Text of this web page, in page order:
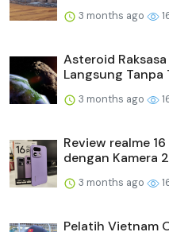
3 months ago
Asteroid
Langsung Tanpa
3 months ago
Review realme
dengan Kamera
3 months ago
Pelatih Vietnam